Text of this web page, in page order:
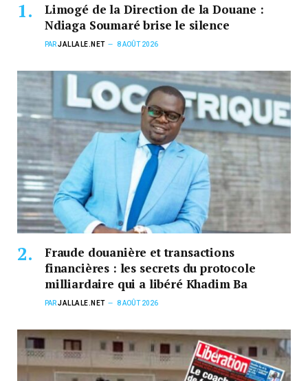
Limogé de la Direction de la Douane :
Ndiaga Soumaré brise le silence
PARJALLALE.NET 8 AOÛT 2026
Fraude douanière et transactions
financières : les secrets du protocole
milliardaire qui a libéré Khadim Ba
PARJALLALE.NET 8 AOÛT 2026